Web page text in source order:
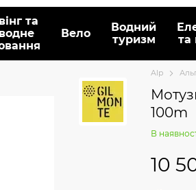
та
Вело
Водний
туризм
та
Alp
100m
В
10